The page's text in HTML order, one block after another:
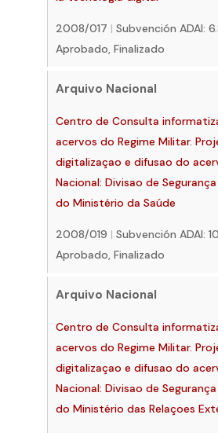
2008/017 | Subvención ADAI:
Aprobado, Finalizado
Arquivo Nacional
Centro de Consulta
acervos do Regime Militar.
digitalizaçao e difusao do
Nacional: Divisao de
do Ministério da Saúde
2008/019 | Subvención ADAI:
Aprobado, Finalizado
Arquivo Nacional
Centro de Consulta
acervos do Regime Militar.
digitalizaçao e difusao do
Nacional: Divisao de
do Ministério das Relaçoes